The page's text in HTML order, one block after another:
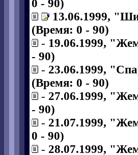
0 - 90)
13.06.1999,
(Время: 0 - 90)
- 19.06.1999,
- 90)
- 23.06.1999,
(Время: 0 - 90)
- 27.06.1999,
- 90)
- 21.07.1999,
0 - 90)
- 28.07.1999,